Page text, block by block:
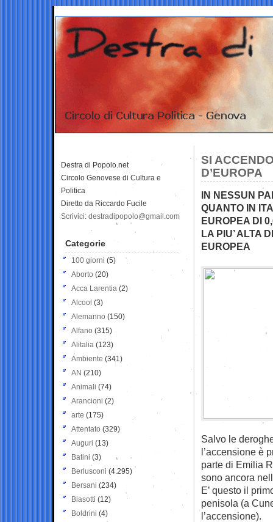
SI
D’EUROPA
IN NESSUN
QUANTO IN
EUROPEA DI
LA PIU’ ALTA
EUROPEA
Salvo le
l’accensione è
parte di Emilia
sono ancora
E’ questo il
penisola (a
l’accensione).
Destra di Popolo.net
Circolo Genovese di Cultura e
Politica
Diretto da Riccardo Fucile
Scrivici: destradipopolo@gmail.com
Categorie
100 giorni (5)
Aborto (20)
Acca Larentia (2)
Alcool (3)
Alemanno (150)
Alfano (315)
Alitalia (123)
Ambiente (341)
AN (210)
Animali (74)
Arancioni (2)
arte (175)
Attentato (329)
Auguri (13)
Batini (3)
Berlusconi (4.295)
Bersani (234)
Biasotti (12)
Boldrini (4)